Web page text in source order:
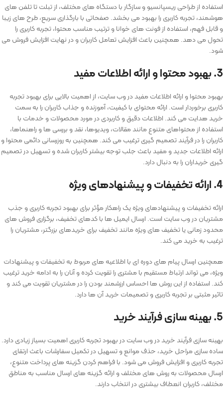
استفاده از طراحی ریسپانسیو و سازگار با دستگاه ‌های مختلف، از تبلت تا تلفن ‌های
هوشمند، تجربه کاربری را بهبود می‌ بخشد. صفحاتی با بارگذاری سریع، طرح ‌های زیبا
و قابل فهم، استفاده از فونت ‌های خوانا و ترتیب مناسب محتوا، تجربه کاربری را
تحول می ‌دهد. همچنین باعث افزایش تعامل کاربران و در نهایت افزایش فروش می‌
شود.
3. بهبود محتوا و ارائه اطلاعات مفید
بهبود محتوا و ارائه اطلاعات مفید در وب ‌سایت، از اهمیت بالایی برای بهبود تجربه
کاربری برخوردار است. ارائه محتوای با کیفیت، آموزنده و جذاب کاربران را به سمت
خرید هدایت می کند. اطلاعات دقیق و کاربردی در مورد محصولات و خدمات با
استفاده از محتواهای متنوع مانند مقالات، ویدیوها، نقد و بررسی ‌ها و راهنماها،
کاربران را در فرآیند تصمیم ‌گیری ترغیب می ‌کند. همچنین به روزرسانی دائمی محتوا و
ارائه اطلاعات جدید و مفید باعث جلب توجه بیشتر کاربران شده و تسهیل در تصمیم‌
گیری خریداران را به دنبال دارد.
4. ارائه تخفیفات و پیشنهادهای ویژه
ارائه تخفیفات و پیشنهادهای ویژه یک راهکار مؤثر برای بهبود تجربه کاربری و جذب
مشتریان در وب ‌سایت است. ارسال ایمیل‌ ها با کدهای تخفیف، برگزاری فروش ‌های
محدود زمانی یا تخفیف ‌های ویژه مانند تخفیف برای خرید‌های بزرگتر، مشتریان را
ترغیب به خرید می ‌کند.
همچنین ارسال پیام ‌های دوره ‌ای با اطلاعیه ‌های مربوط به تخفیفات و پیشنهادات
ویژه، می ‌تواند ارتباط مستقیم با مشتری را تقویت کرده و آنان را به ادامه خرید ترغیب
کند. استفاده از این روش ها احساس ارزشمند بودن را در مشتریان تقویت می کند و
تاثیر مثبتی بر تجربه کاربری و تصمیمات خرید آن ‌ها دارد.
5. بهینه‌ سازی فرآیند خرید
بهینه ‌سازی فرآیند خرید در وب‌ سایت در بهبود تجربه کاربری اهمیت بسیاز زیادی دارد.
ساده‌ سازی مراحل خرید، حذف موانع و تسهیل در تکمیل سفارشات باعث ارتقای
تجربه کاربری و افزایش فروش می ‌شود. با فراهم کردن گزینه ‌های پرداخت متنوع،
ارسال محصولات به روش ‌های مختلف و ارائه گزینه‌ های ارسال مناسب به مناطق
مختلف، کاربران انعطاف بیشتری در انتخاب دارند.